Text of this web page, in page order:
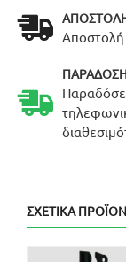
Αποστολή
ΣΧΕΤΙΚΆ